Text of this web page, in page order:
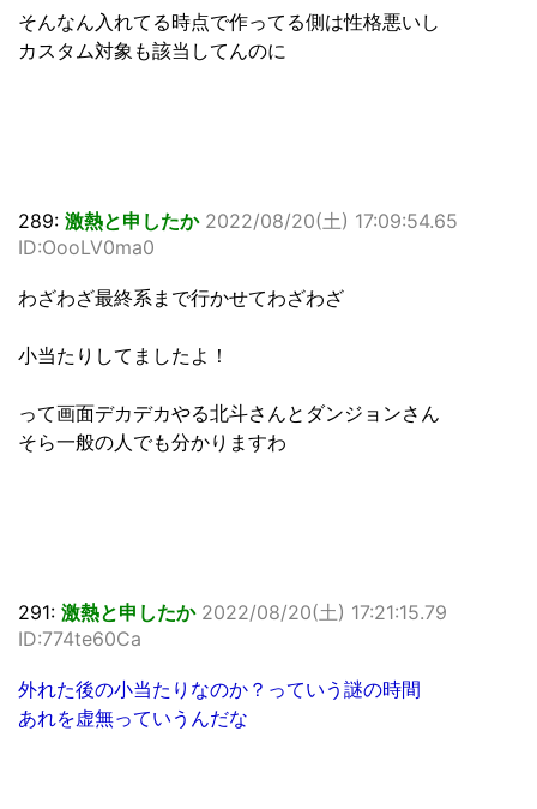
そんなん入れてる時点で作ってる側は性格悪いし
カスタム対象も該当してんのに
289: 激熱と申したか 2022/08/20(土) 17:09:54.65
ID:OooLV0ma0
わざわざ最終系まで行かせてわざわざ
小当たりしてましたよ！
って画面デカデカやる北斗さんとダンジョンさん
そら一般の人でも分かりますわ
291: 激熱と申したか 2022/08/20(土) 17:21:15.79
ID:774te60Ca
外れた後の小当たりなのか？っていう謎の時間
あれを虚無っていうんだな